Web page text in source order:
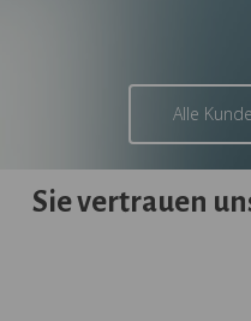
Alle
Sievertrauen